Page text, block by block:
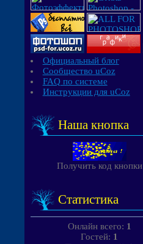
Официальный блог
Сообщество uCoz
FAQ по системе
Инструкции для uCoz
Наша кнопка
Получить код кнопки
Статистика
Онлайн всего: 1
Гостей: 1